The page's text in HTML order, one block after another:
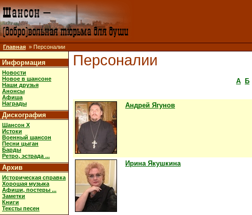
Главная » Персоналии
Информация
Новости
Новое в шансоне
Наши друзья
Анонсы
Афиша
Награды
Дискография
Шансон X
Истоки
Военный шансон
Песни цыган
Барды
Ретро, эстрада ...
Архив
Историческая справка
Хорошая музыка
Афиши, постеры ...
Заметки
Книги
Тексты песен
Персоналии
А Б
Андрей Ягунов
Ирина Якушкина